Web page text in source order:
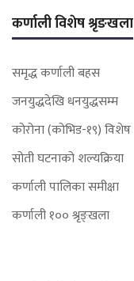
कर्णाली विशेष श्रृङखला
समृद्ध कर्णाली बहस
जनयुद्धदेखि धनयुद्धसम्म
कोरोना (कोभिड-१९) विशेष
सोती घटनाको शल्यक्रिया
कर्णाली पालिका समीक्षा
कर्णाली १०० श्रृङ्खला